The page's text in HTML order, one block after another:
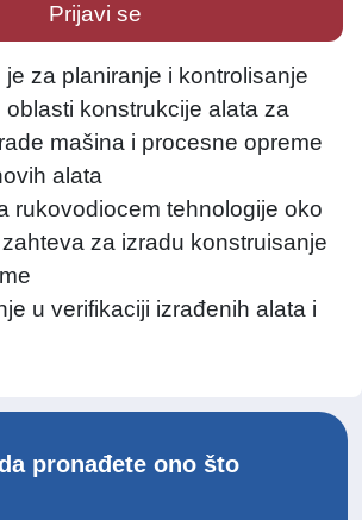
pronađete ono što
Prijavi se
za planiranje i kontrolisanje
oblasti konstrukcije alata za
mašina i procesne opreme
alata
rukovodiocem tehnologije oko
za izradu konstruisanje
u verifikaciji izrađenih alata i